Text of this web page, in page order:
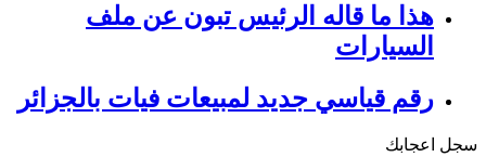
هذا ما قاله الرئيس تبون عن ملف
السيارات
رقم قياسي جديد لمبيعات فيات بالجزائر
سجل اعجابك